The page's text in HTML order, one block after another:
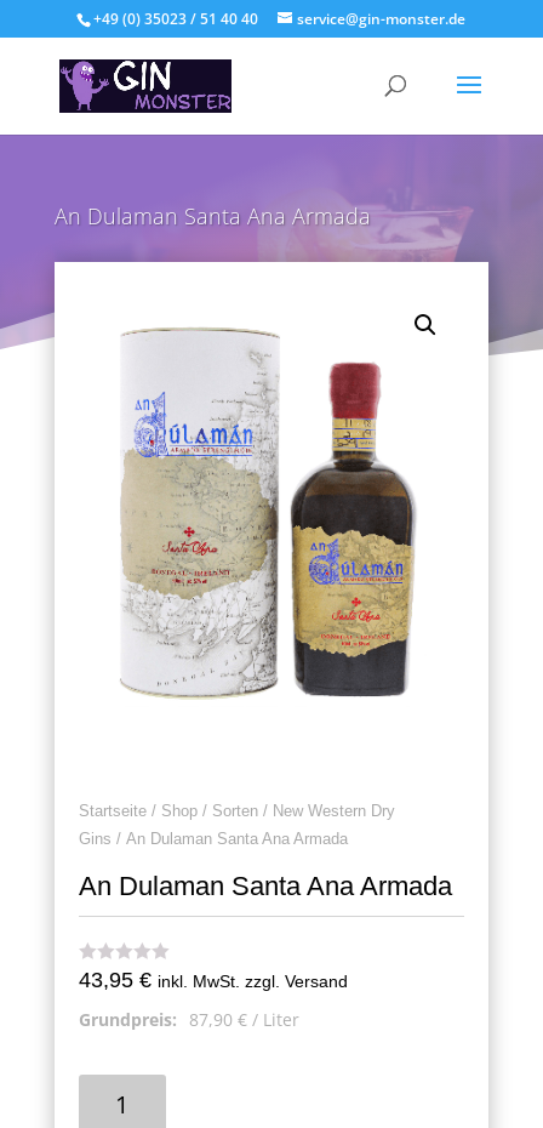
+49 (0) 35023 / 51 40 40 service@gin-monster.de
An Dulaman Santa Ana Armada
Startseite/ Shop/ Sorten/ New Western Dry
Gins / An Dulaman Santa Ana Armada
An Dulaman Santa Ana Armada
43,95 € inkl. MwSt. zzgl. Versand
Grundpreis: 87,90 €/ Liter
Dulaman